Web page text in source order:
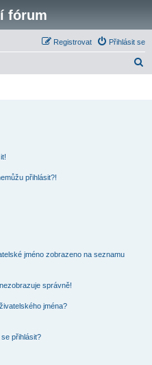
fórum
Přihlásit se
Registrovat
přihlásit?!
jméno zobrazeno na seznamu
správně!
jména?
přihlásit?